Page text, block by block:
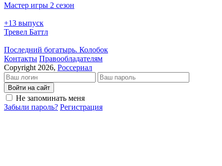
Мастер игры 2 сезон
+13 выпуск
Тревел Баттл
Последний богатырь. Колобок
Кон­так­ты Пра­во­об­ла­да­те­лям
Copyright 2026, Россериал
Войти на сайт
Не запоминать меня
Забыли пароль? Регистрация